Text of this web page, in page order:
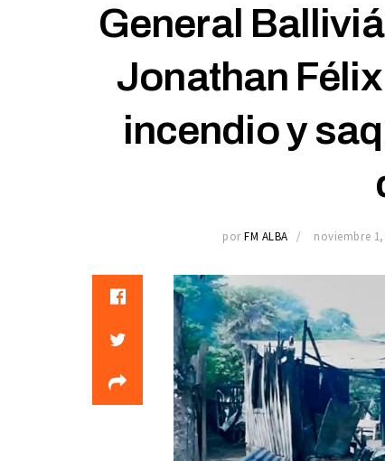
General
Jonathan
incendio y
por FM ALBA noviembre 1,